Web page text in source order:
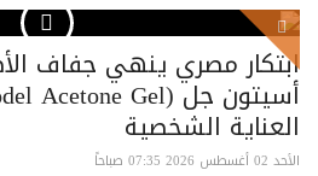
ابتكار مصري ينهي جفاف
العناية الشخصية
الأحد 02 أغسطس 2026 07:35 صباحاً